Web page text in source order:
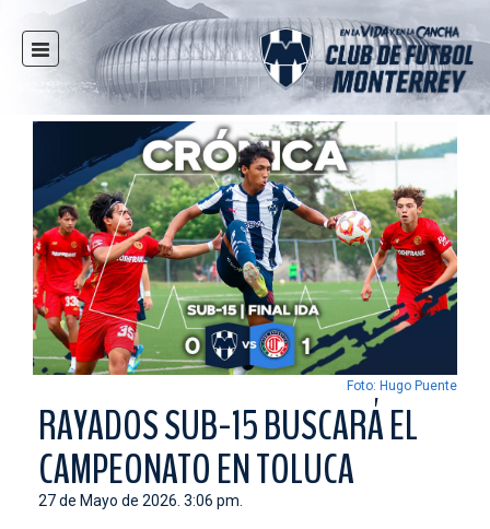
INICIO
NOTICIAS
MULTIMEDIA
RAYADOS
RAYADAS
FUERZAS BÁSICAS
RESPONSABILIDAD SOCIAL
TAQUILLA
TIENDA
ESTADIO
PRENSA
Foto: Hugo Puente
RAYADOS SUB-15 BUSCARÁ EL
CAMPEONATO EN TOLUCA
27 de Mayo de 2026. 3:06 pm.